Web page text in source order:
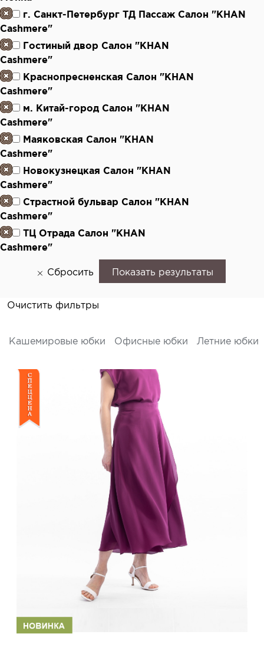
г. Санкт-Петербург ТД Пассаж Салон "KHAN
Cashmere"
Гостиный двор Салон "KHAN
Cashmere"
Краснопресненская Салон "KHAN
Cashmere"
м. Китай-город Салон "KHAN
Cashmere"
Маяковская Салон "KHAN
Cashmere"
Новокузнецкая Салон "KHAN
Cashmere"
Страстной бульвар Салон "KHAN
Cashmere"
ТЦ Отрада Салон "KHAN
Cashmere"
Сбросить Показать результаты
Очистить фильтры
Кашемировые юбки Офисные юбки Летние юбки